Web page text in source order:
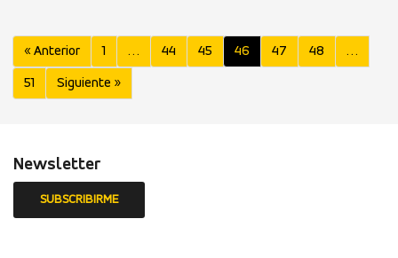
« Anterior 1 … 44 45 46 47 48 …
51 Siguiente »
Newsletter